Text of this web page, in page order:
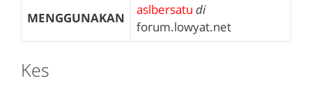
MENGGUNAKAN
aslbersatu di
forum.lowyat.net
Kes